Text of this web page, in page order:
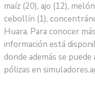
maíz (20), ajo (12),
cebollín (1),
Huara. Para conocer
información está
donde además se
pólizas en